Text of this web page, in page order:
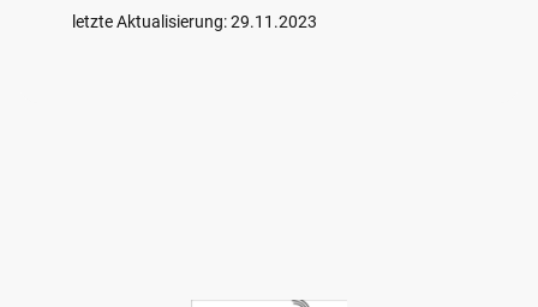
letzte Aktualisierung: 29.11.2023